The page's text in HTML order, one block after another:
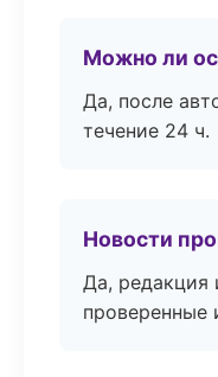
Можно ли
Да, после
течение 24 ч.
Новости
Да, редакция
проверенные